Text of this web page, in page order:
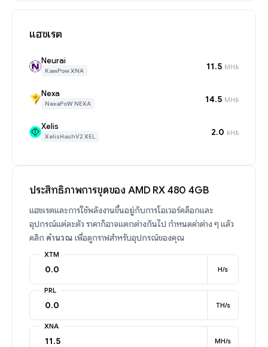
แฮชเรต
Neurai
KawPow XNA 11.5 MH/s
Nexa
NexaPoW NEXA 14.5 MH/s
Xelis
XelisHashV2 XEL 2.0 kH/s
ประสิทธิภาพการขุดของ AMD RX 480 4GB
แฮชเรตและการใช้พลังงานขึ้นอยู่กับการโอเวอร์คล็อกและ
อุปกรณ์แต่ละตัว ราคาก็อาจแตกต่างกันไป กำหนดค่าต่าง ๆ แล้ว
คลิก คำนวณ เพื่อดูกราฟสำหรับอุปกรณ์ของคุณ
XTM
H/s
PRL
TH/s
XNA
MH/s